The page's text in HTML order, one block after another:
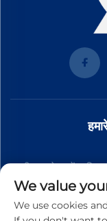
हमारी न्यूज़लेटर में शामिल
अपडेट और अंतर्दृष्टि
We value
We use cookies